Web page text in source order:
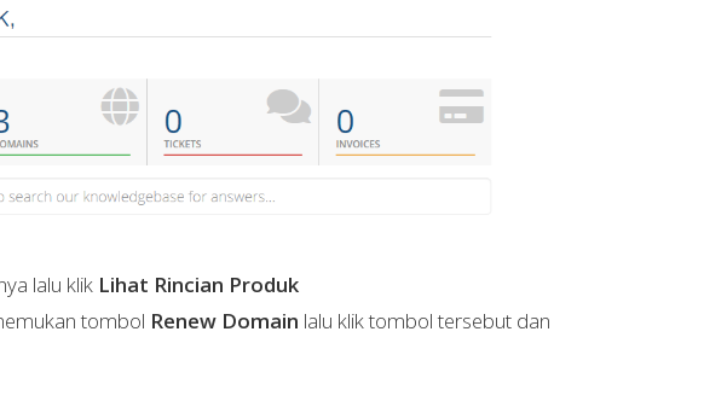
lalu klik Lihat Rincian Produk
tombol Renew Domain lalu klik tombol tersebut dan